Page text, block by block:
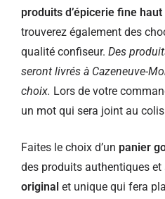
produits d’épicerie fine
trouverez également des
qualité confiseur. Des
seront livrés à Cazeneuve-
choix. Lors de votre
un mot qui sera joint au
Faites le choix d’un panier
des produits authentiques et
original et unique qui fera